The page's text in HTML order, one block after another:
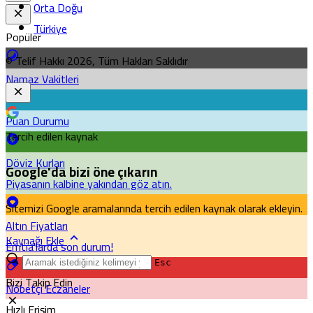
Popüler
Namaz Vakitleri
Puan Durumu
Döviz Kurları
Piyasanın kalbine yakından göz atın.
Altın Fiyatları
Emtia'larda son durum!
Nöbetçi Eczaneler
Orta Doğu
Türkiye
© Telif Hakkı 2026, Tüm Hakları Saklıdır
Tercih edilen kaynak
Google'da bizi öne çıkarın
Sitemizi Google aramalarında tercih edilen kaynak olarak ekleyin.
Kaynağı Ekle
Esc
Bizi Takip Edin